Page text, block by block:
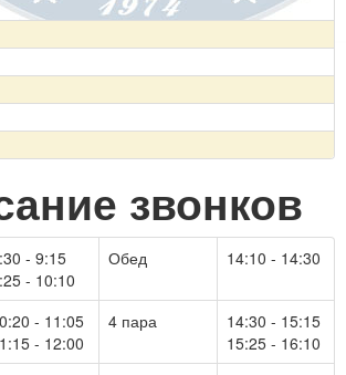
звонков
- 9:15
- 10:10
Обед 14:10 - 14:30
- 11:05
- 12:00
4 пара
14:30 - 15:15
15:25 - 16:10